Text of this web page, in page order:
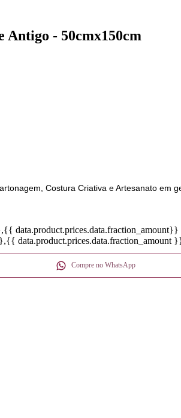
Antigo - 50cmx150cm
Costura Criativa e Artesanato em
,{{ data.product.prices.data.fraction_amount}}
,{{ data.product.prices.data.fraction_amount
Compre no WhatsApp